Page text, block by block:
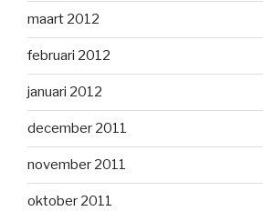
maart 2012
februari 2012
januari 2012
december 2011
november 2011
oktober 2011